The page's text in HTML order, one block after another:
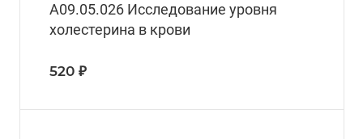
A09.05.026 Исследование уровня
холестерина в крови
520 ₽